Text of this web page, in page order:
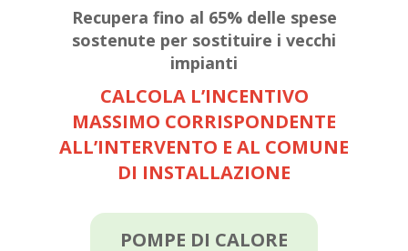
Recupera fino al 65% delle spese
sostenute per sostituire i vecchi
impianti
CALCOLA L’INCENTIVO
MASSIMO CORRISPONDENTE
ALL’INTERVENTO E AL COMUNE
DI INSTALLAZIONE
POMPE DI CALORE